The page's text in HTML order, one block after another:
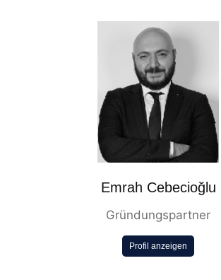
Emrah Cebecioğlu
Gründungspartner
Profil anzeigen